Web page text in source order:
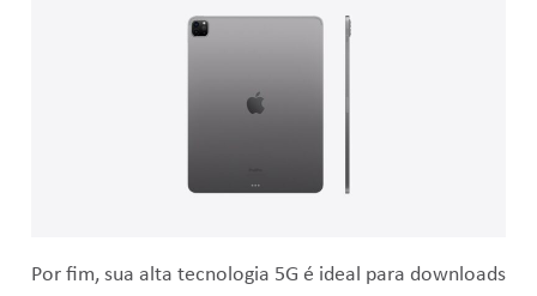
Por fim, sua alta tecnologia 5G é ideal para downloads